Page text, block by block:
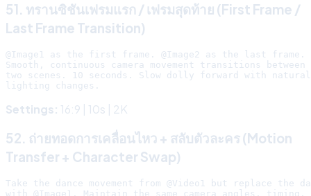
51. ทรานซิชันเฟรมแรก / เฟรมสุดท้าย (First Frame /
Last Frame Transition)
@Image1 as the first frame. @Image2 as the last frame.
Smooth, continuous camera movement transitions between
two scenes. 10 seconds. Slow dolly forward with natural
Settings: 16:9 | 10s | 2K
52. ถ่ายทอดการเคลื่อนไหว + สลับตัวละคร (Motion
Transfer + Character Swap)
Take the dance movement from @Video1 but replace the
with @Image1. Maintain the same camera angles, timing,